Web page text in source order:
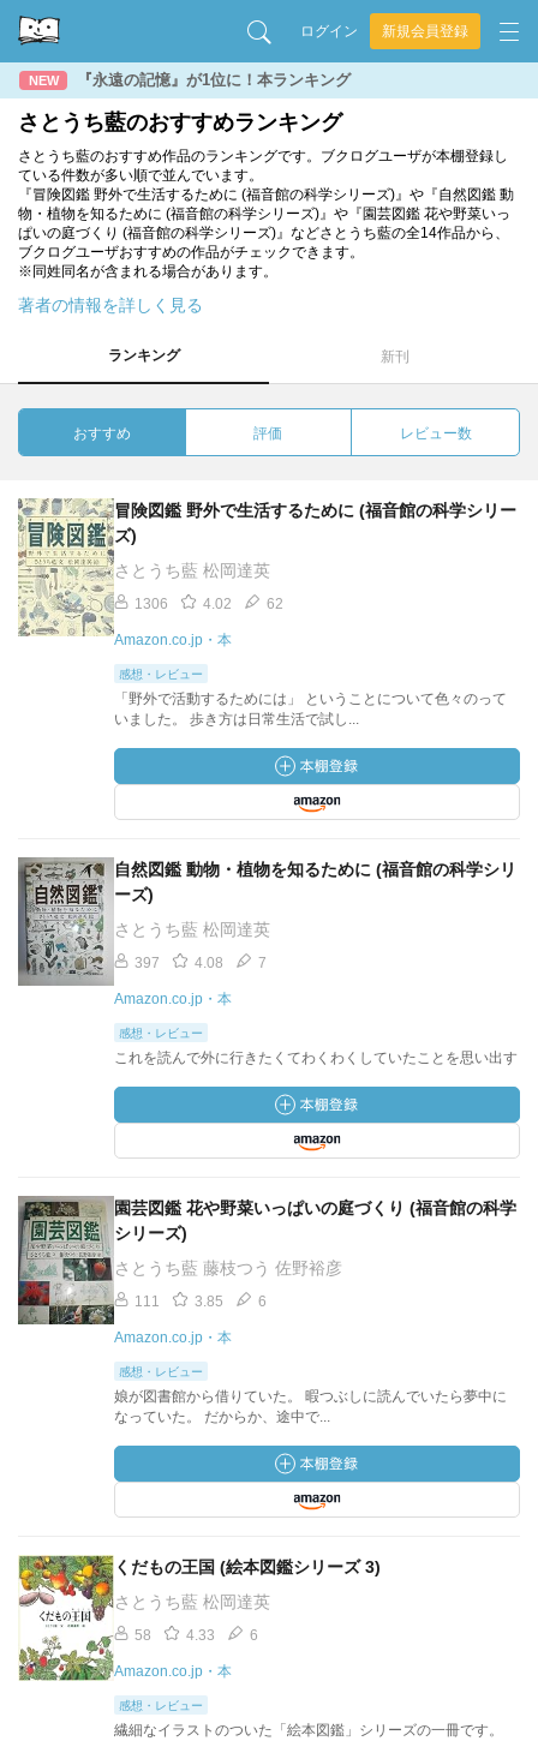
ログイン 新規会員登録
NEW 『永遠の記憶』が1位に！本ランキング
さとうち藍のおすすめランキング
さとうち藍のおすすめ作品のランキングです。ブクログユーザが本棚登録し
ている件数が多い順で並んでいます。
『冒険図鑑 野外で生活するために (福音館の科学シリーズ)』や『自然図鑑 動
物・植物を知るために (福音館の科学シリーズ)』や『園芸図鑑 花や野菜いっ
ぱいの庭づくり (福音館の科学シリーズ)』などさとうち藍の全14作品から、
ブクログユーザおすすめの作品がチェックできます。
※同姓同名が含まれる場合があります。
著者の情報を詳しく見る
ランキング 新刊
おすすめ 評価 レビュー数
冒険図鑑 野外で生活するために (福音館の科学シリー
ズ)
さとうち藍 松岡達英
1306 4.02 62
Amazon.co.jp・本
感想・レビュー
「野外で活動するためには」 ということについて色々のって
いました。 歩き方は日常生活で試し...
自然図鑑 動物・植物を知るために (福音館の科学シリ
ーズ)
さとうち藍 松岡達英
397 4.08 7
Amazon.co.jp・本
感想・レビュー
これを読んで外に行きたくてわくわくしていたことを思い出す
園芸図鑑 花や野菜いっぱいの庭づくり (福音館の科学
シリーズ)
さとうち藍 藤枝つう 佐野裕彦
111 3.85 6
Amazon.co.jp・本
感想・レビュー
娘が図書館から借りていた。 暇つぶしに読んでいたら夢中に
なっていた。 だからか、途中で...
くだもの王国 (絵本図鑑シリーズ 3)
さとうち藍 松岡達英
58 4.33 6
Amazon.co.jp・本
感想・レビュー
繊細なイラストのついた「絵本図鑑」シリーズの一冊です。